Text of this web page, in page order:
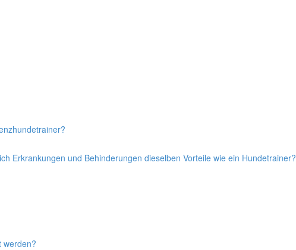
Erkrankungen und Behinderungen dieselben Vorteile wie ein Hundetrainer?
werden?